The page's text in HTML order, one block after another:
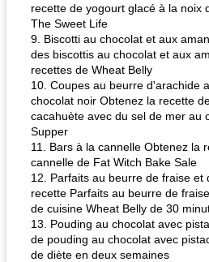
recette de yogourt glacé à la noix
The Sweet Life
9. Biscotti au chocolat et aux
des biscottis au chocolat et aux
recettes de Wheat Belly
10. Coupes au beurre d'arachide
chocolat noir Obtenez la recette
cacahuète avec du sel de mer au
Supper
11. Bars à la cannelle Obtenez la
cannelle de Fat Witch Bake Sale
12. Parfaits au beurre de fraise et
recette Parfaits au beurre de
de cuisine Wheat Belly de 30
13. Pouding au chocolat avec
de pouding au chocolat avec
de diète en deux semaines